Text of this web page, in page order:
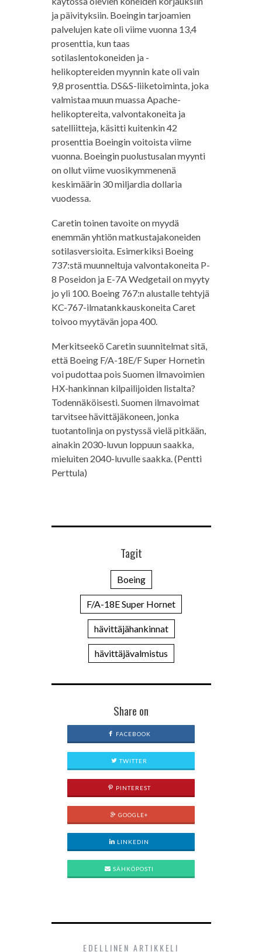
ja päivityksiin. Boeingin tarjoamien
palvelujen kate oli viime vuonna 13,4
prosenttia, kun taas
sotilaslentokoneiden ja -
helikoptereiden myynnin kate oli vain
9,8 prosenttia. DS&S-liiketoiminta, joka
valmistaa muun muassa Apache-
helikoptereita, valvontakoneita ja
satelliitteja, käsitti kuitenkin 42
prosenttia Boeingin voitoista viime
vuonna. Boeingin puolustusalan myynti
on ollut viime vuosikymmenenä
keskimäärin 30 miljardia dollaria
vuodessa.
Caretin toinen tavoite on myydä
enemmän yhtiön matkustajakoneiden
sotilasversioita. Esimerkiksi Boeing
737:stä muunneltuja valvontakoneita P-
8 Poseidon ja E-7A Wedgetail on myyty
jo yli 100. Boeing 767:n alustalle tehtyjä
KC-767-ilmatankkauskoneita Caret
toivoo myytävän jopa 400.
Merkitseekö Caretin suunnitelmat sitä,
että Boeing F/A-18E/F Super Hornetin
voi pudottaa pois Suomen ilmavoimien
HX-hankinnan kilpailijoiden listalta?
Todennäköisesti. Suomen ilmavoimat
tarvitsee hävittäjäkoneen, jonka
tuotantolinja on pystyssä vielä pitkään,
ainakin 2030-luvun loppuun saakka,
mieluiten 2040-luvulle saakka. (Pentti
Perttula)
Tagit
Boeing
F/A-18E Super Hornet
hävittäjähankinnat
hävittäjävalmistus
Share on
FACEBOOK
TWITTER
PINTEREST
GOOGLE+
LINKEDIN
SÄHKÖPOSTI
EDELLINEN ARTIKKELI